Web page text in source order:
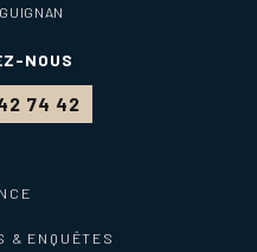
NOUS
74 42
& ENQUÊTES